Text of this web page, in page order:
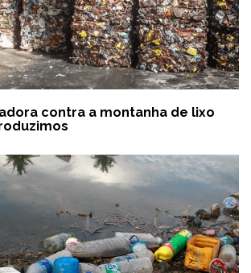
contra a montanha de lixo